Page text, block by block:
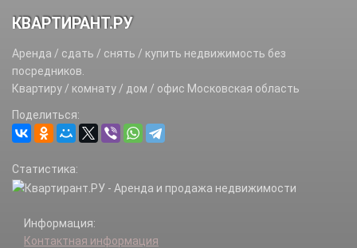
КВАРТИРАНТ.РУ
Аренда / сдать / снять / купить недвижимость без
посредников.
Квартиру / комнату / дом / офис Московская область
Поделиться:
Статистика:
Информация:
Контактная информация